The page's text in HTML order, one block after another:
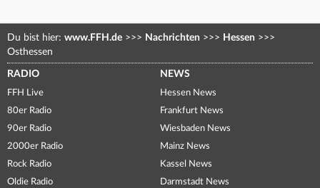
Du bist hier: www.FFH.de >>> Nachrichten >>> Hessen >>>
Osthessen
RADIO
FFH Live
80er Radio
90er Radio
2000er Radio
Rock Radio
Oldie Radio
NEWS
Hessen News
Frankfurt News
Wiesbaden News
Mainz News
Kassel News
Darmstadt News